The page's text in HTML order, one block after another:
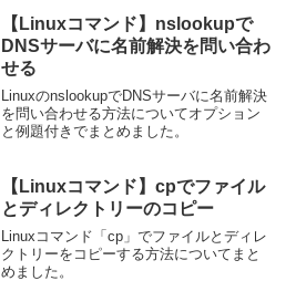
【Linuxコマンド】nslookupで
DNSサーバに名前解決を問い合わ
せる
LinuxのnslookupでDNSサーバに名前解決
を問い合わせる方法についてオプション
と例題付きでまとめました。
【Linuxコマンド】cpでファイル
とディレクトリーのコピー
Linuxコマンド「cp」でファイルとディレ
クトリーをコピーする方法についてまと
めました。